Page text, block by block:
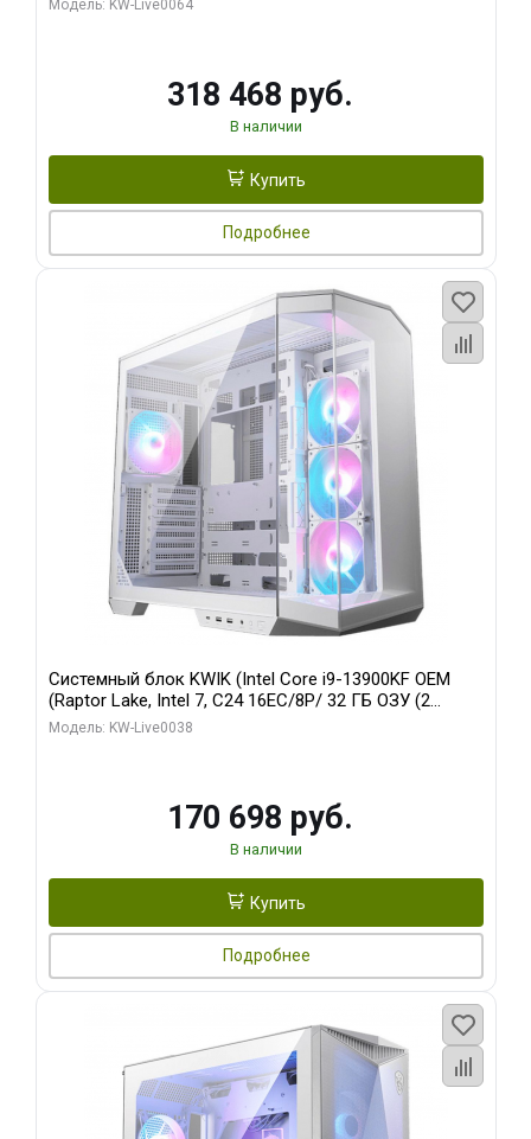
Модель: KW-Live0064
318 468 руб.
В наличии
Купить
Подробнее
Системный блок KWIK (Intel Core i9-13900KF OEM
(Raptor Lake, Intel 7, C24 16EC/8P/ 32 ГБ ОЗУ (2
модуля)/ Gigabyte RX9070XT GAMING OC 16GB GDDR6
Модель: KW-Live0038
170 698 руб.
В наличии
Купить
Подробнее